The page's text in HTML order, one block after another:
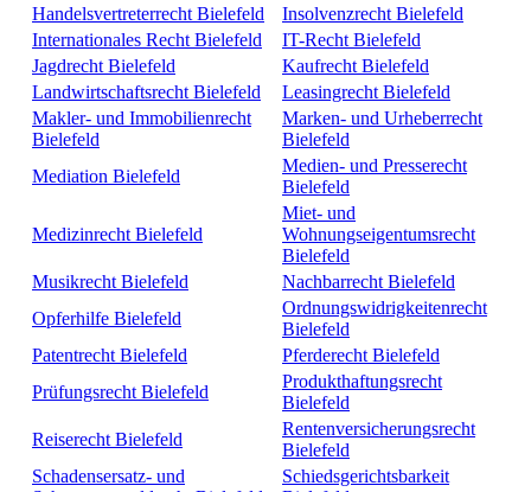
Handelsvertreterrecht Bielefeld
Insolvenzrecht Bielefeld
Internationales Recht Bielefeld
IT-Recht Bielefeld
Jagdrecht Bielefeld
Kaufrecht Bielefeld
Landwirtschaftsrecht Bielefeld
Leasingrecht Bielefeld
Makler- und Immobilienrecht
Bielefeld
Marken- und Urheberrecht
Bielefeld
Mediation Bielefeld
Medien- und Presserecht
Bielefeld
Medizinrecht Bielefeld
Miet- und
Wohnungseigentumsrecht
Bielefeld
Musikrecht Bielefeld
Nachbarrecht Bielefeld
Opferhilfe Bielefeld
Ordnungswidrigkeitenrecht
Bielefeld
Patentrecht Bielefeld
Pferderecht Bielefeld
Prüfungsrecht Bielefeld
Produkthaftungsrecht
Bielefeld
Reiserecht Bielefeld
Rentenversicherungsrecht
Bielefeld
Schadensersatz- und
Schiedsgerichtsbarkeit